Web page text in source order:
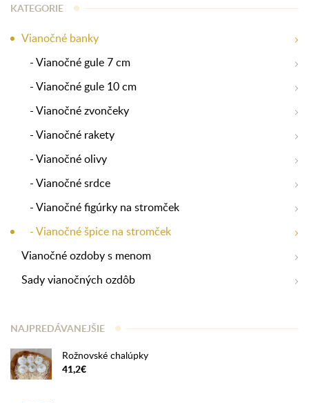
KATEGORIE
Vianočné banky
- Vianočné gule 7 cm
- Vianočné gule 10 cm
- Vianočné zvončeky
- Vianočné rakety
- Vianočné olivy
- Vianočné srdce
- Vianočné figúrky na stromček
- Vianočné špice na stromček
Vianočné ozdoby s menom
Sady vianočných ozdôb
NAJPREDÁVANEJŠIE
Rožnovské chalúpky
41,2€